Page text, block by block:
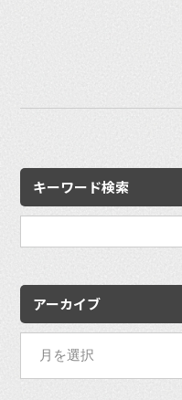
キーワード検索
アーカイブ